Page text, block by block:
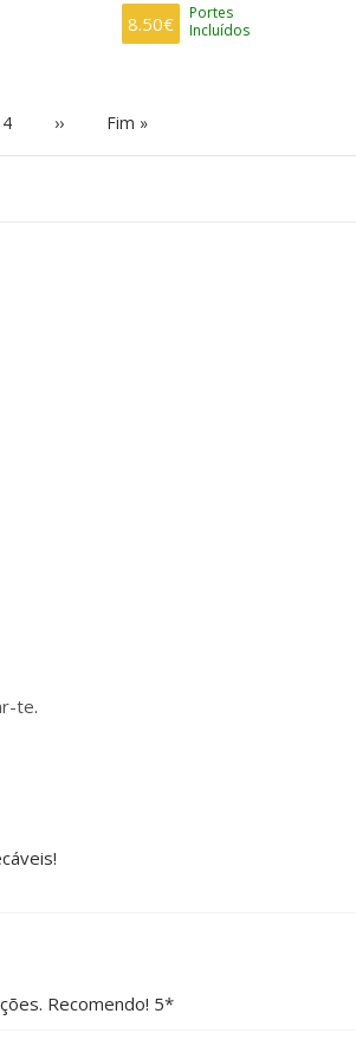
8.50€
Portes
Incluídos
Page
4 Próxima
›› Última
Fim »
te.
Recomendo! 5*